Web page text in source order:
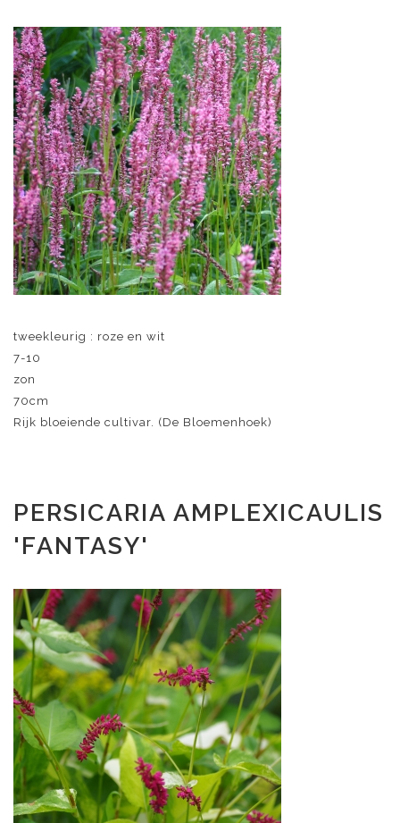
tweekleurig : roze en wit
7-10
zon
70cm
Rijk bloeiende cultivar. (De Bloemenhoek)
PERSICARIA AMPLEXICAULIS
'FANTASY'